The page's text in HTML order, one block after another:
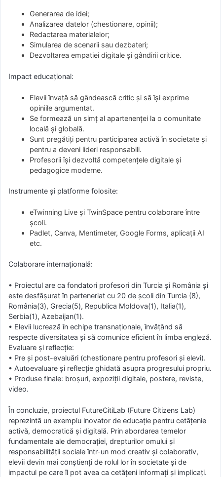
Generarea de idei;
Analizarea datelor (chestionare, opinii);
Redactarea materialelor;
Simularea de scenarii sau dezbateri;
Dezvoltarea empatiei digitale și gândirii critice.
Impact educațional:
Elevii învață să gândească critic și să își exprime
opiniile argumentat.
Se formează un simț al apartenenței la o comunitate
locală și globală.
Sunt pregătiți pentru participarea activă în societate și
pentru a deveni lideri responsabili.
Profesorii își dezvoltă competențele digitale și
pedagogice moderne.
Instrumente și platforme folosite:
eTwinning Live și TwinSpace pentru colaborare între
școli.
Padlet, Canva, Mentimeter, Google Forms, aplicații AI
etc.
Colaborare internațională:
• Proiectul are ca fondatori profesori din Turcia și România și
este desfășurat în parteneriat cu 20 de școli din Turcia (8),
România(3), Grecia(5), Republica Moldova(1), Italia(1),
Serbia(1), Azebaijan(1).
• Elevii lucrează în echipe transnaționale, învățând să
respecte diversitatea și să comunice eficient în limba engleză.
Evaluare și reflecție:
• Pre și post-evaluări (chestionare pentru profesori și elevi).
• Autoevaluare și reflecție ghidată asupra progresului propriu.
• Produse finale: broșuri, expoziții digitale, postere, reviste,
video.
În concluzie, proiectul FutureCitiLab (Future Citizens Lab)
reprezintă un exemplu inovator de educație pentru cetățenie
activă, democratică și digitală. Prin abordarea temelor
fundamentale ale democrației, drepturilor omului și
responsabilității sociale într-un mod creativ și colaborativ,
elevii devin mai conștienți de rolul lor în societate și de
impactul pe care îl pot avea ca cetățeni informați și implicați.